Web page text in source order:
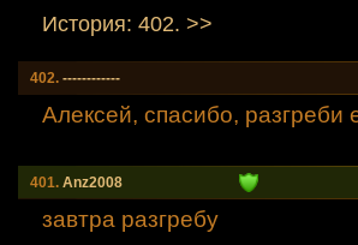
История: 402. >>
402. ------------
Алексей, спасибо, разгреби
401. Anz2008
завтра разгребу